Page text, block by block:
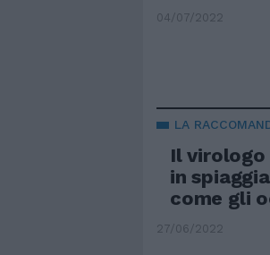
04/07/2022
LA
Il
in
come gli
27/06/2022